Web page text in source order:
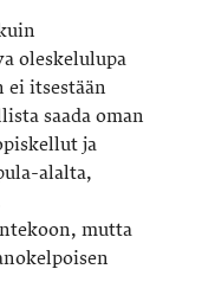
oleskelulupa
ei itsestään
saada oman
ja
alalta,
mutta